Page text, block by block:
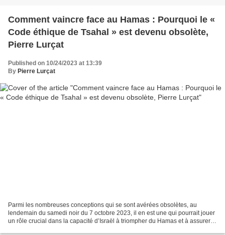
Comment vaincre face au Hamas : Pourquoi le «
Code éthique de Tsahal » est devenu obsolète,
Pierre Lurçat
Published on 10/24/2023 at 13:39
By Pierre Lurçat
Parmi les nombreuses conceptions qui se sont avérées obsolètes, au
lendemain du samedi noir du 7 octobre 2023, il en est une qui pourrait jouer
un rôle crucial dans la capacité d’Israël à triompher du Hamas et à assurer la